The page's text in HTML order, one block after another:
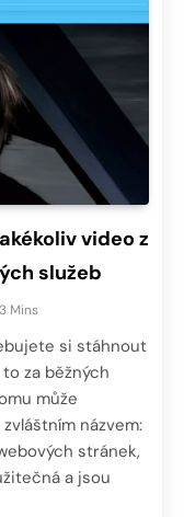
video z
služeb
3 Mins
si stáhnout
za běžných
může
názvem:
stránek,
a jsou